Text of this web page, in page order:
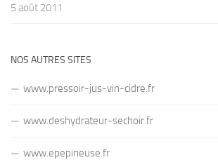
5 août 2011
NOS AUTRES SITES
www.pressoir-jus-vin-cidre.fr
www.deshydrateur-sechoir.fr
www.epepineuse.fr